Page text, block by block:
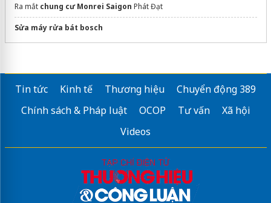
Ra mắt chung cư Monrei Saigon Phát Đạt
Sửa máy rửa bát bosch
Tin tức Kinh tế Thương hiệu
Chuyển động 389
Chính sách & Pháp luật
OCOP Tư vấn
Xã hội
Videos